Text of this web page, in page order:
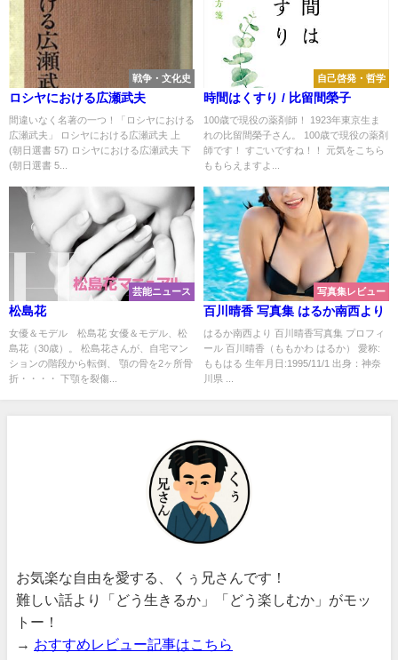
戦争・文化史
ロシヤにおける広瀬武夫
間違いなく名著の一つ！「ロシヤにおける
広瀬武夫」 ロシヤにおける広瀬武夫 上
(朝日選書 57) ロシヤにおける広瀬武夫 下
(朝日選書 5...
自己啓発・哲学
時間はくすり / 比留間榮子
100歳で現役の薬剤師！ 1923年東京生ま
れの比留間榮子さん。 100歳で現役の薬剤
師です！ すごいですね！！ 元気をこちら
ももらえますよ...
芸能ニュース
松島花
女優＆モデル 松島花 女優＆モデル、松
島花（30歳）。 松島花さんが、自宅マン
ションの階段から転倒、 顎の骨を2ヶ所骨
折・・・・ 下顎を裂傷...
写真集レビュー
百川晴香 写真集 はるか南西より
はるか南西より 百川晴香写真集 プロフィ
ール 百川晴香（ももかわ はるか） 愛称:
ももはる 生年月日:1995/11/1 出身：神奈
川県 ...
お気楽な自由を愛する、くぅ兄さんです！
難しい話より「どう生きるか」「どう楽しむか」がモッ
トー！
→ おすすめレビュー記事はこちら